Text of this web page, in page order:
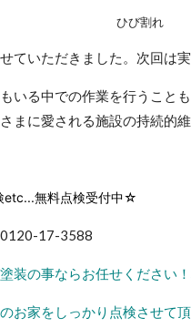
ひび割れ
ていただきました。次回は
いる中での作業を行うこと
まに愛される施設の持続的
etc...無料点検受付中☆
17-3588
装の事ならお任せください
お家をしっかり点検させて